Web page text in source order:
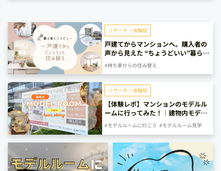
リサーチ・体験談
戸建てからマンションへ。購入者の
声から見えた “ちょうどいい”暮らし
と安心
#持ち家からの住み替え
リサーチ・体験談
【体験レポ】マンションのモデルル
ームに行ってみた！｜建物内モデル
ルーム編
#モデルルームに行こう #モデルルーム見学